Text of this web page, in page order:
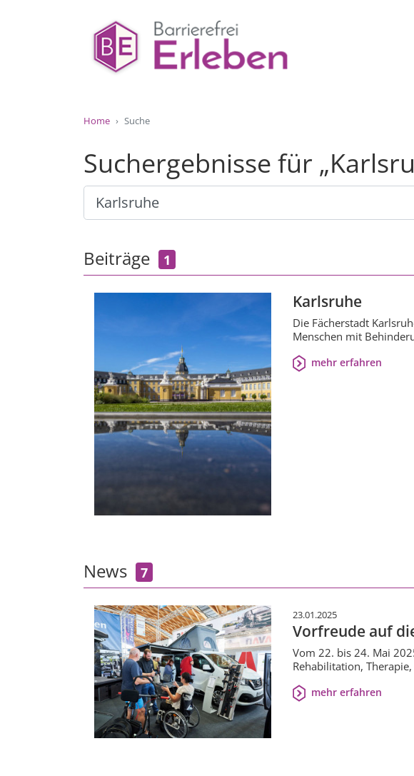
Home Suche
Suchergebnisse für
Beiträge 1
Karlsruhe
Die Fächerstadt
Menschen mit
mehr erfahren
News 7
23.01.2025
Vorfreude auf
Vom 22. bis 24. Mai
Rehabilitation,
mehr erfahren